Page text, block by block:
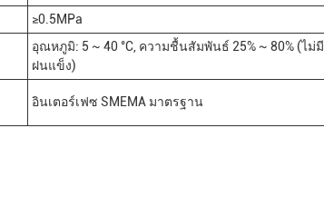
≥0.5MPa
อุณหภูมิ: 5 ~ 40 °C, ความชื้นสัมพันธ์ 25% ~ 80% (ไม่มี
ฝนแข็ง)
อินเตอร์เฟซ SMEMA มาตรฐาน